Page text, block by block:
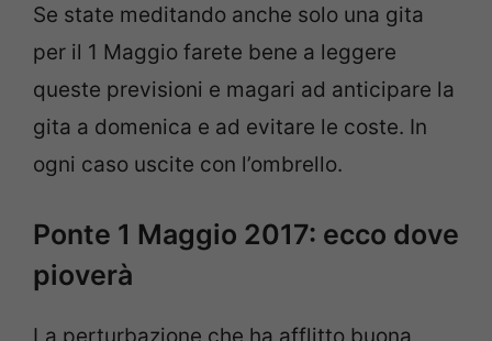
Se state meditando anche solo una gita
per il 1 Maggio farete bene a leggere
queste previsioni e magari ad anticipare la
gita a domenica e ad evitare le coste. In
ogni caso uscite con l’ombrello.
Ponte 1 Maggio 2017: ecco dove
pioverà